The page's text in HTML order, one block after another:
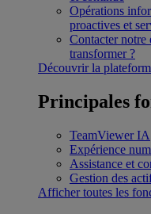
Opérations
proactives et
Contacter notre
transformer ?
Découvrir la
Principales
TeamViewer IA
Expérience
Assistance et
Gestion des
Afficher toutes les